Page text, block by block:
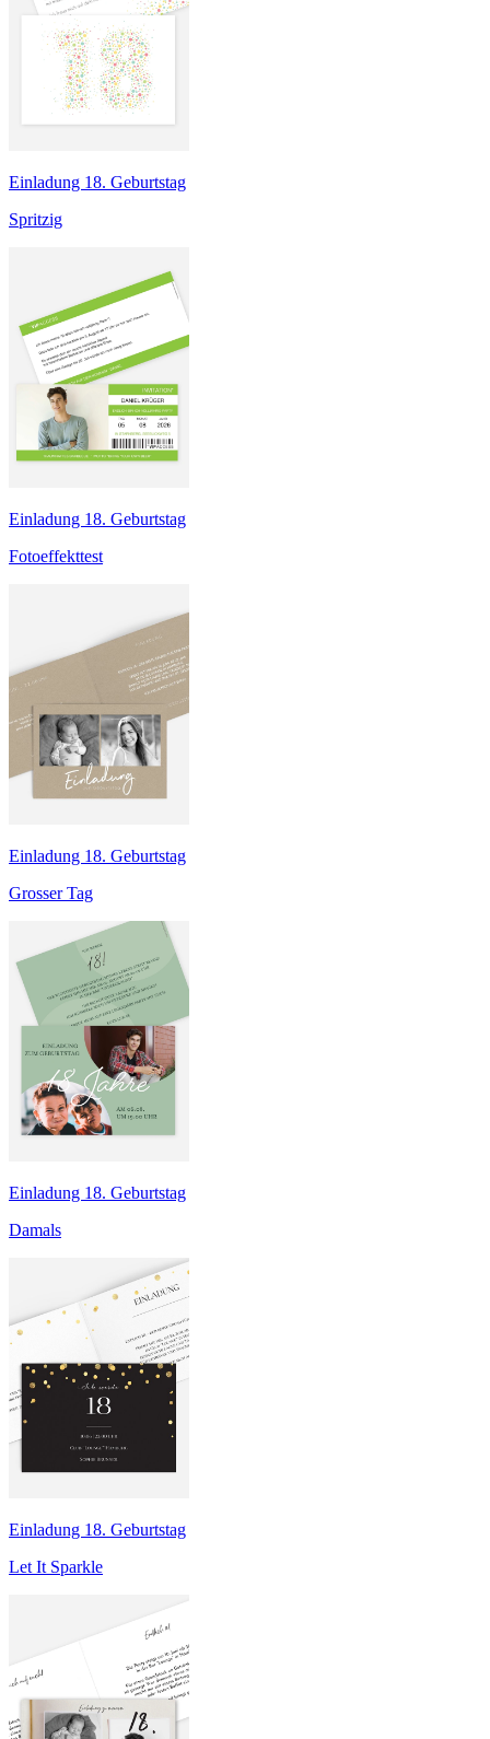
Einladung 18. Geburtstag
Spritzig
Einladung 18. Geburtstag
Fotoeffekttest
Einladung 18. Geburtstag
Grosser Tag
Einladung 18. Geburtstag
Damals
Einladung 18. Geburtstag
Let It Sparkle